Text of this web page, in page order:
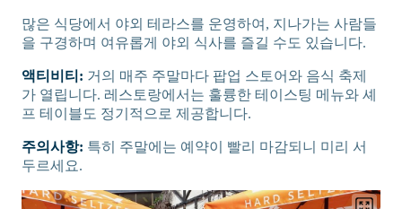
많은 식당에서 야외 테라스를 운영하여, 지나가는 사람들
을 구경하며 여유롭게 야외 식사를 즐길 수도 있습니다.
액티비티: 거의 매주 주말마다 팝업 스토어와 음식 축제
가 열립니다. 레스토랑에서는 훌륭한 테이스팅 메뉴와 셰
프 테이블도 정기적으로 제공합니다.
주의사항: 특히 주말에는 예약이 빨리 마감되니 미리 서
두르세요.